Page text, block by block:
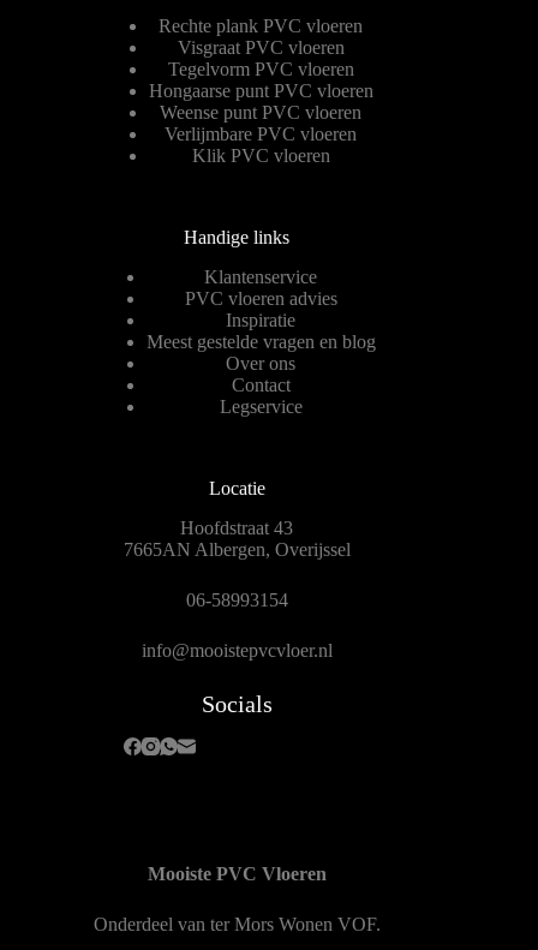
Rechte plank PVC vloeren
Visgraat PVC vloeren
Tegelvorm PVC vloeren
Hongaarse punt PVC vloeren
Weense punt PVC vloeren
Verlijmbare PVC vloeren
Klik PVC vloeren
Handige links
Klantenservice
PVC vloeren advies
Inspiratie
Meest gestelde vragen en blog
Over ons
Contact
Legservice
Locatie
Hoofdstraat 43
7665AN Albergen, Overijssel
06-58993154
info@mooistepvcvloer.nl
Socials
Mooiste PVC Vloeren
Onderdeel van ter Mors Wonen VOF.